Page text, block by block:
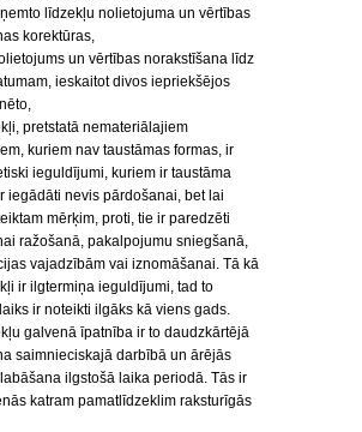
līdzekļu nolietojuma un vērtības
korektūras,
un vērtības norakstīšana līdz
ieskaitot divos iepriekšējos
pretstatā nemateriālajiem
kuriem nav taustāmas formas, ir
ieguldījumi, kuriem ir taustāma
iegādāti nevis pārdošanai, bet lai
mērķim, proti, tie ir paredzēti
ražošanā, pakalpojumu sniegšanā,
vajadzībām vai iznomāšanai. Tā kā
ir ilgtermiņa ieguldījumi, tad to
ir noteikti ilgāks kā viens gads.
galvenā īpatnība ir to daudzkārtējā
saimnieciskajā darbībā un ārējās
ilgstošā laika periodā. Tās ir
katram pamatlīdzeklim raksturīgās